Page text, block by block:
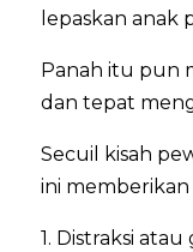
lepaskan anak
Panah itu pun
dan tepat
Secuil kisah
ini memberikan
1. Distraksi